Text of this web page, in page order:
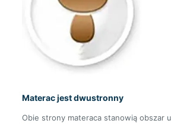
Materac jestdwustronny
Obie strony materaca stanowią obszar